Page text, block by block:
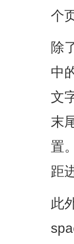
个
除
中
文
末
置
距
此